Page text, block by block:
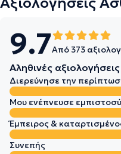
9.7Από 373
Αληθινές
Διερεύνησε την
Μου ενέπνευσε
Έμπειρος &
Συνεπής